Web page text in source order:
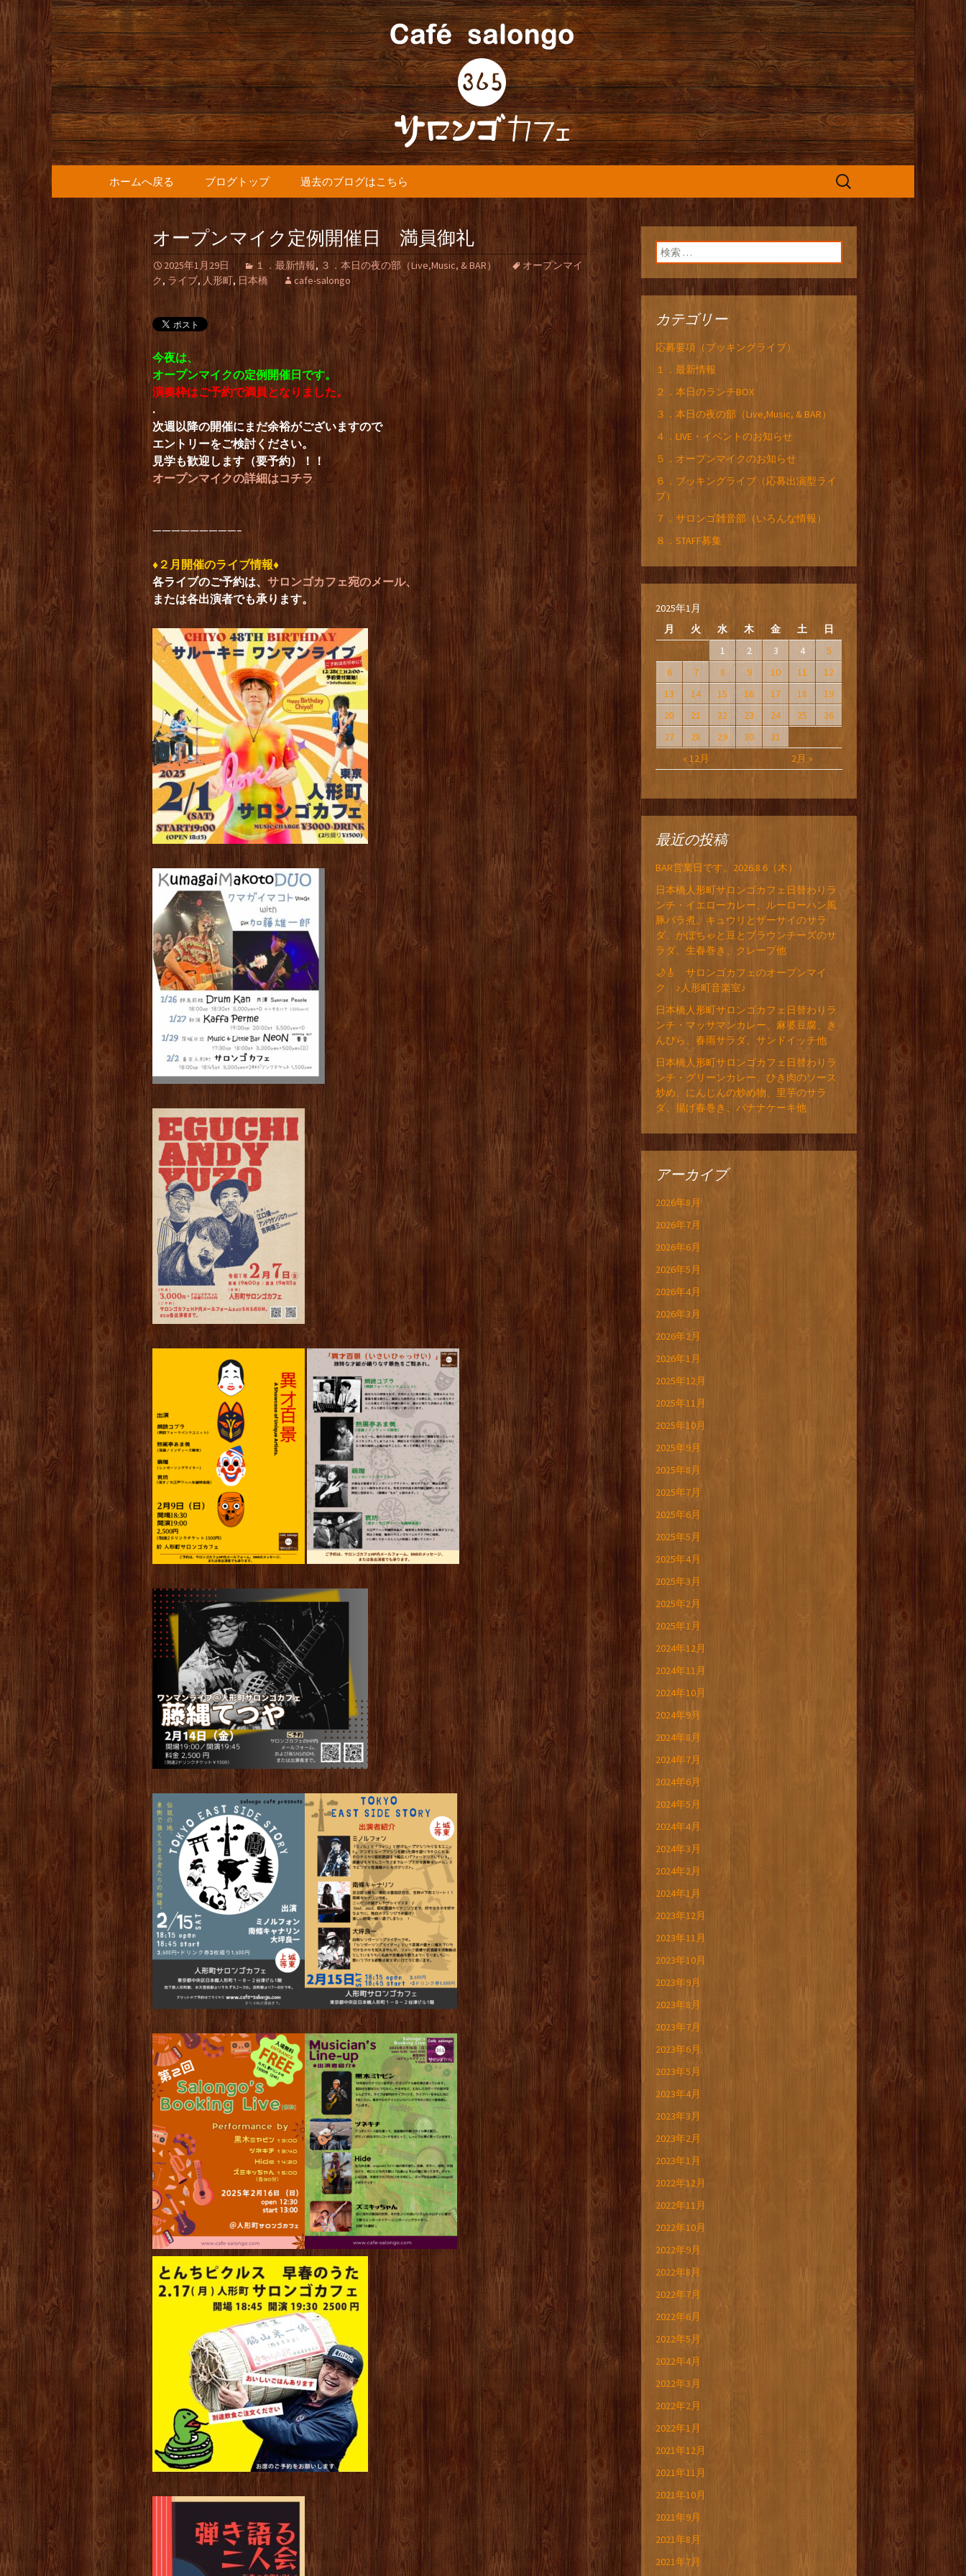
人形町の『365(サロンゴ)カフェ』よりお
知らせ
人形町の音楽カフェ『365カフェ』より最新情報をお届けします。
コンテンツへ移動
ホームへ戻る ブログトップ 過去のブログはこちら
検
オープンマイク定例開催日 満員御礼
2025年1月29日 １．最新情報, ３．本日の夜の部（Live,Music, & BAR）
オープンマイ
ク, ライブ,人形町, 日本橋 cafe-salongo
今夜は、
オープンマイクの定例開催日です。
演奏枠はご予約で満員となりました。
.
次週以降の開催にまだ余裕がございますので
エントリーをご検討ください。
見学も歓迎します（要予約）！！
オープンマイクの詳細はコチラ
—————————–
♦︎２月開催のライブ情報♦︎
各ライブのご予約は、 サロンゴカフェ宛のメール、
または各出演者でも承ります。
検索:
カテゴリー
応募要項（ブッキングライブ）
１．最新情報
２．本日のランチBOX
３．本日の夜の部（Live,Music, & BAR）
４．LIVE・イベントのお知らせ
５．オープンマイクのお知らせ
６．ブッキングライブ（応募出演型ライ
ブ）
７．サロンゴ雑音部（いろんな情報）
８．STAFF募集
2025年1月
月
火 水 木 金 土 日
« 12月 2月 »
1 2 3 4
5
6
7 8 9 10 11
12
13
14 15 16 17 18
19
20
21 22 23 24 25
26
27
28 29 30 31
最近の投稿
BAR営業日です。2026.8.6（木）
日本橋人形町サロンゴカフェ日替わりラ
ンチ・イエローカレー、ルーローハン風
豚バラ煮、キュウリとザーサイのサラ
ダ、かぼちゃと豆とブラウンチーズのサ
ラダ、生春巻き、クレープ他
🌙🎸 サロンゴカフェのオープンマイ
ク ♪人形町音楽室♪
日本橋人形町サロンゴカフェ日替わりラ
ンチ・マッサマンカレー、麻婆豆腐、き
んぴら、春雨サラダ、サンドイッチ他
日本橋人形町サロンゴカフェ日替わりラ
ンチ・グリーンカレー、ひき肉のソース
炒め、にんじんの炒め物、里芋のサラ
ダ、揚げ春巻き、バナナケーキ他
アーカイブ
2026年8月
2026年7月
2026年6月
2026年5月
2026年4月
2026年3月
2026年2月
2026年1月
2025年12月
2025年11月
2025年10月
2025年9月
2025年8月
2025年7月
2025年6月
2025年5月
2025年4月
2025年3月
2025年2月
2025年1月
2024年12月
2024年11月
2024年10月
2024年9月
2024年8月
2024年7月
2024年6月
2024年5月
2024年4月
2024年3月
2024年2月
2024年1月
2023年12月
2023年11月
2023年10月
2023年9月
2023年8月
2023年7月
2023年6月
2023年5月
2023年4月
2023年3月
2023年2月
2023年1月
2022年12月
2022年11月
2022年10月
2022年9月
2022年8月
2022年7月
2022年6月
2022年5月
2022年4月
2022年3月
2022年2月
2022年1月
2021年12月
2021年11月
2021年10月
2021年9月
2021年8月
2021年7月